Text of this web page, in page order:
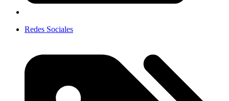
Redes Sociales